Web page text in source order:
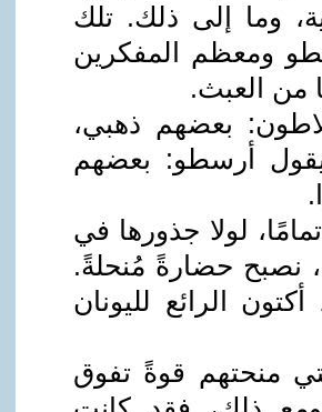
وما إلى ذلك. تلك
ومعظم المفكرين
من العبث.
بعضهم ذهبي،
أرسطو: بعضهم
لولا جذورها في
نصبح حضارةً مُنحلةً.
الرائع لليونان
منحتهم قوةً تفوق